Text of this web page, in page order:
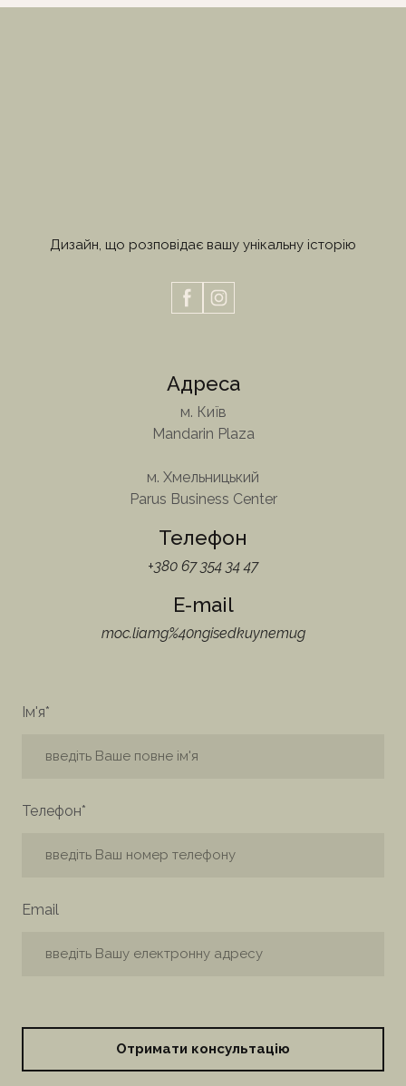
Дизайн, що розповідає вашу унікальну історію
Адреса
м. Київ
Mandarin Plaza
м. Хмельницький
Parus Business Center
Телефон
+380 67 354 34 47
E-mail
moc.liamg%40ngisedkuynemug
Ім'я*
Телефон*
Email
Отримати консультацію